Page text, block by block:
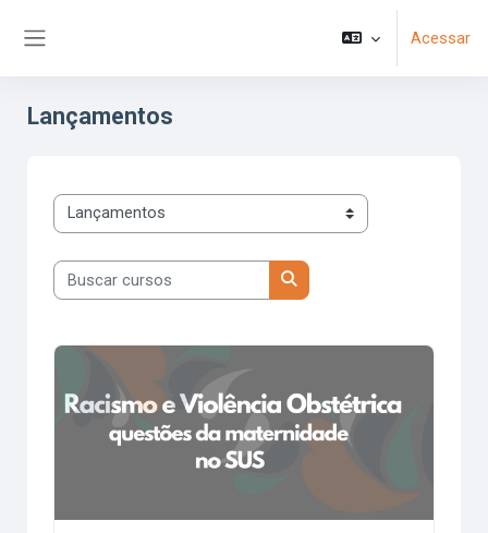
Acessar
Lançamentos
Categorias de Cursos
Buscar cursos
Buscar cursos
Racismo e Violência Obstétrica: questões da maternidade